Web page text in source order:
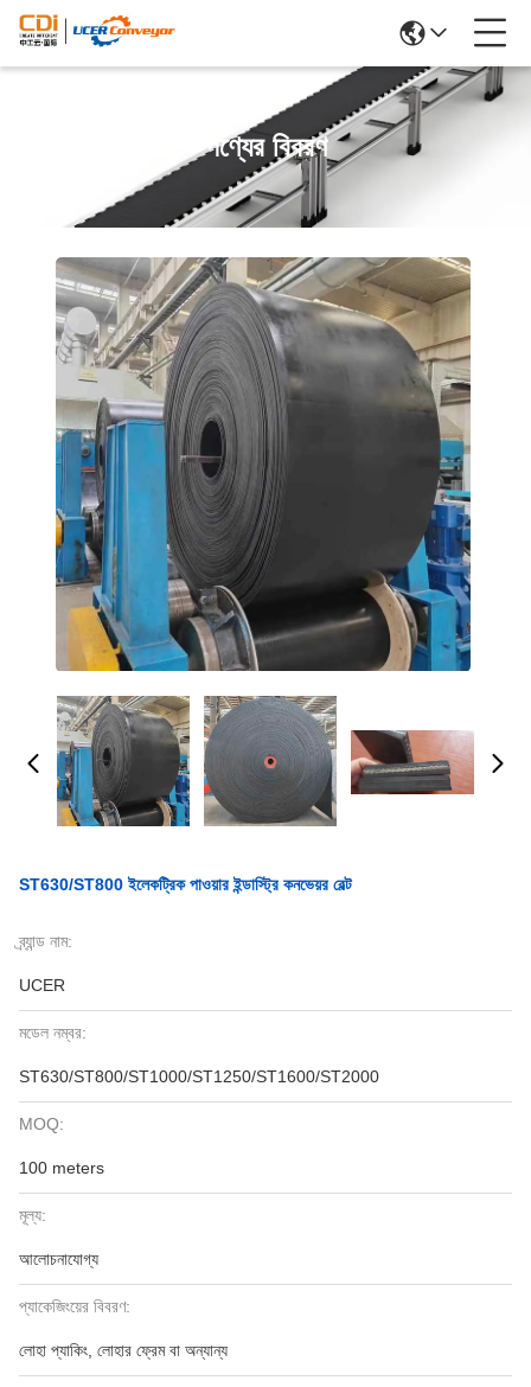
পণ্যের বিবরণ
ST630/ST800 ইলেকট্রিক পাওয়ার ইন্ডাস্ট্রি কনভেয়র বেল্ট
ব্র্যান্ড নাম:
UCER
মডেল নম্বর:
ST630/ST800/ST1000/ST1250/ST1600/ST2000
MOQ:
100 meters
মূল্য:
আলোচনাযোগ্য
প্যাকেজিংয়ের বিবরণ:
লোহা প্যাকিং, লোহার ফ্রেম বা অন্যান্য